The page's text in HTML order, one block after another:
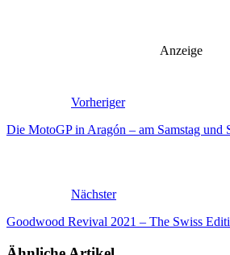
Anzeige
Vorheriger
Die MotoGP in Aragón – am Samstag und
Nächster
Goodwood Revival 2021 – The Swiss